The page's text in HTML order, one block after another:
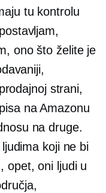
tu kontrolu
ono što želite je
strani,
na Amazonu
na druge.
koji ne bi
opet, oni ljudi u